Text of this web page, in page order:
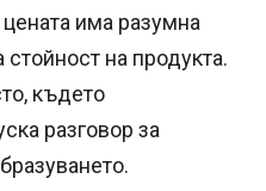
има разумна
на продукта.
където
разговор за